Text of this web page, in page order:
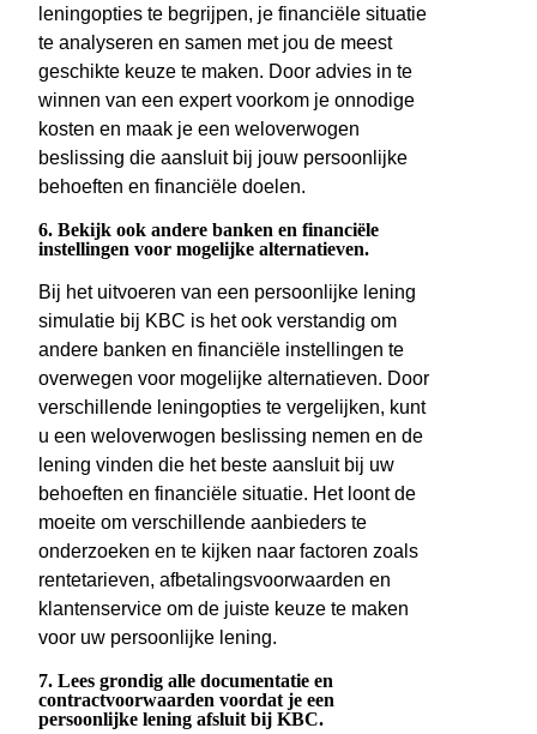
leningopties te begrijpen, je financiële situatie
te analyseren en samen met jou de meest
geschikte keuze te maken. Door advies in te
winnen van een expert voorkom je onnodige
kosten en maak je een weloverwogen
beslissing die aansluit bij jouw persoonlijke
behoeften en financiële doelen.
6. Bekijk ook andere banken en financiële
instellingen voor mogelijke alternatieven.
Bij het uitvoeren van een persoonlijke lening
simulatie bij KBC is het ook verstandig om
andere banken en financiële instellingen te
overwegen voor mogelijke alternatieven. Door
verschillende leningopties te vergelijken, kunt
u een weloverwogen beslissing nemen en de
lening vinden die het beste aansluit bij uw
behoeften en financiële situatie. Het loont de
moeite om verschillende aanbieders te
onderzoeken en te kijken naar factoren zoals
rentetarieven, afbetalingsvoorwaarden en
klantenservice om de juiste keuze te maken
voor uw persoonlijke lening.
7. Lees grondig alle documentatie en
contractvoorwaarden voordat je een
persoonlijke lening afsluit bij KBC.